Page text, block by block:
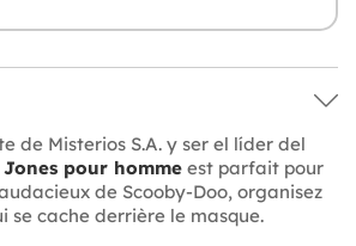
de Misterios S.A. y ser el líder del
pour hommeest parfait pour
de Scooby-Doo, organisez
se cache derrière le masque.